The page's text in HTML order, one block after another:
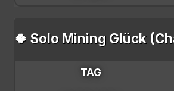
🍀 Solo Mining Glück
TAG